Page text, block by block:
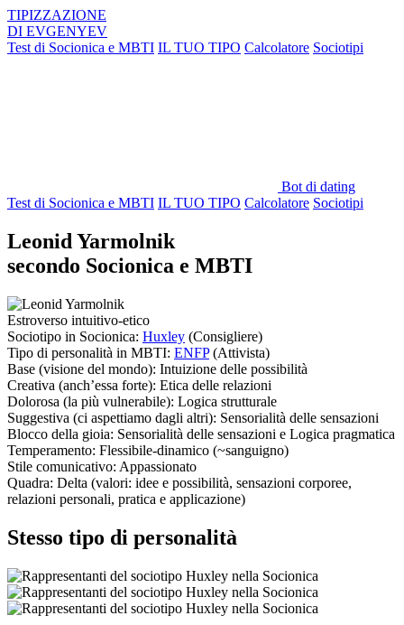
TIPIZZAZIONE
DI EVGENYEV
Test di Socionica e MBTI IL TUO TIPO Calcolatore Sociotipi
Bot di dating
Test di Socionica e MBTI IL TUO TIPO Calcolatore Sociotipi
Leonid Yarmolnik
secondo Socionica e MBTI
Estroverso intuitivo-etico
Sociotipo in Socionica: Huxley (Consigliere)
Tipo di personalità in MBTI: ENFP(Attivista)
Base (visione del mondo): Intuizione delle possibilità
Creativa (anch’essa forte): Etica delle relazioni
Dolorosa (la più vulnerabile): Logica strutturale
Suggestiva (ci aspettiamo dagli altri): Sensorialità delle sensazioni
Blocco della gioia: Sensorialità delle sensazioni e Logica pragmatica
Temperamento: Flessibile-dinamico (~sanguigno)
Stile comunicativo: Appassionato
Quadra: Delta (valori: idee e possibilità, sensazioni corporee,
relazioni personali, pratica e applicazione)
Stesso tipo di personalità